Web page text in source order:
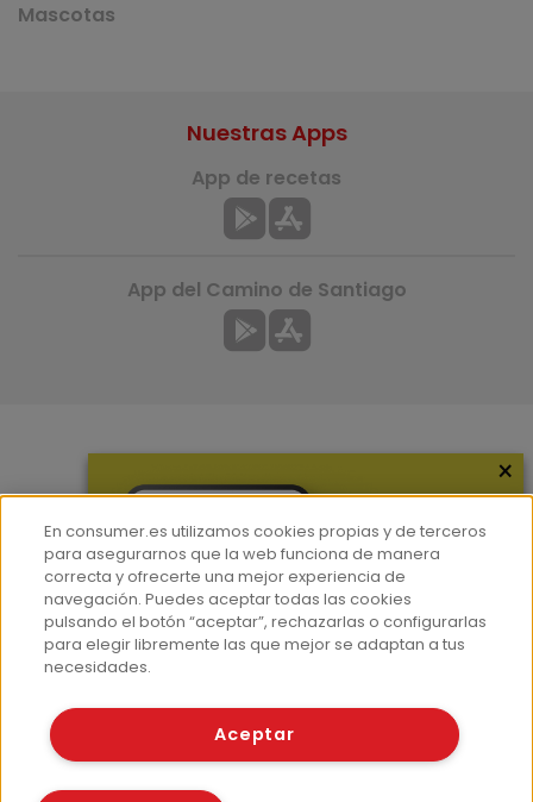
Mascotas
Hemeroteca
Contacto
Prensa
Corpus Lingüístico Consumer
Nuestras Apps
App de recetas
App del Camino de Santiago
© Fundación EROSKI
Políticas de cookies
×
En consumer.es utilizamos cookies propias y de terceros
para asegurarnos que la web funciona de manera
correcta y ofrecerte una mejor experiencia de
navegación. Puedes aceptar todas las cookies
pulsando el botón “aceptar”, rechazarlas o configurarlas
para elegir libremente las que mejor se adaptan a tus
necesidades.
Aceptar